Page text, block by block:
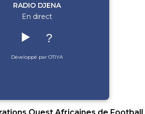
RADIO DJENA
En direct
▶️ ?
Développé par OTIYA